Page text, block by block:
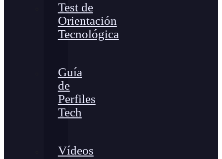
Test de
Orientación
Tecnológica
Guía
de
Perfiles
Tech
Vídeos